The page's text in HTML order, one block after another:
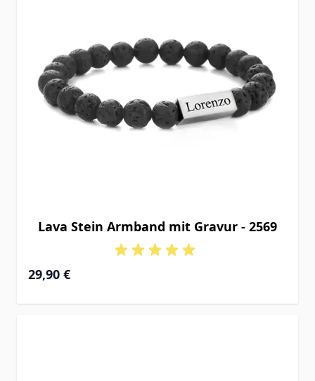
Lava Stein Armband mit Gravur - 2569
29,90 €